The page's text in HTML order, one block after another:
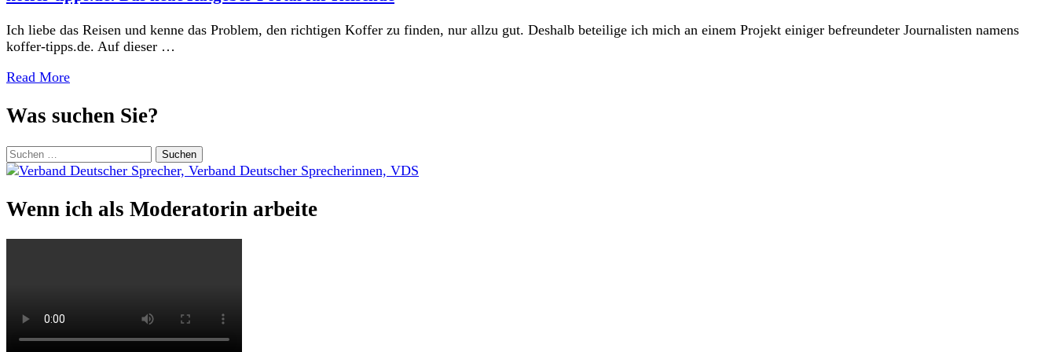
Ich liebe das Reisen und kenne das Problem, den richtigen Koffer zu finden, nur allzu gut. Deshalb beteilige ich mich an einem Projekt einiger befreundeter Journalisten namens
koffer-tipps.de. Auf dieser …
Read More
Was suchen Sie?
Suchen
nach:
Wenn ich als Moderatorin arbeite